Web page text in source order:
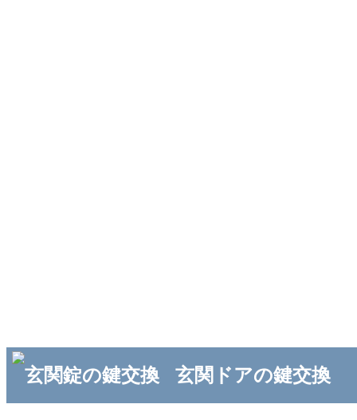
玄関ドアの鍵交換